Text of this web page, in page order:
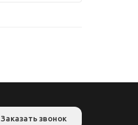
Заказать звонок